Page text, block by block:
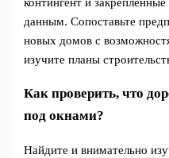
данным. Сопоставьте
новых домов с
изучите планы
Как проверить, что
под окнами?
Найдите и внимательно